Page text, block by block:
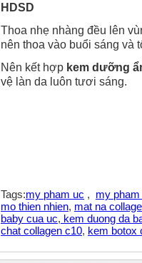
HDSD
Thoa nhẹ nhàng đều lên
nên thoa vào buổi sáng và
Nên kết hợp kem dưỡng
vệ làn da luôn tươi sáng.
Tags:my pham uc , my pham
mo thien nhien, mat na
baby cua uc, kem duong da
chat collagen c10, kem botox